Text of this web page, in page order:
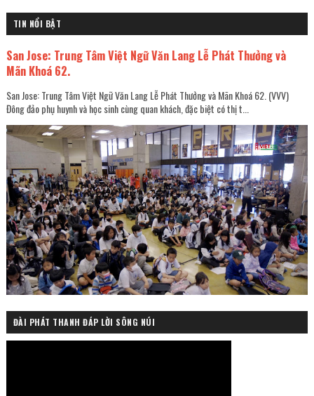
TIN NỔI BẬT
San Jose: Trung Tâm Việt Ngữ Văn Lang Lễ Phát Thưởng và
Mãn Khoá 62.
San Jose: Trung Tâm Việt Ngữ Văn Lang Lễ Phát Thưởng và Mãn Khoá 62. (VVV)
Đông đảo phụ huynh và học sinh cùng quan khách, đặc biệt có thị t...
ĐÀI PHÁT THANH ĐÁP LỜI SÔNG NÚI